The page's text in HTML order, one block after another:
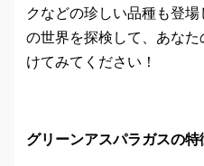
クなどの珍しい品種も登
の世界を探検して、あな
けてみてください！
グリーンアスパラガスの